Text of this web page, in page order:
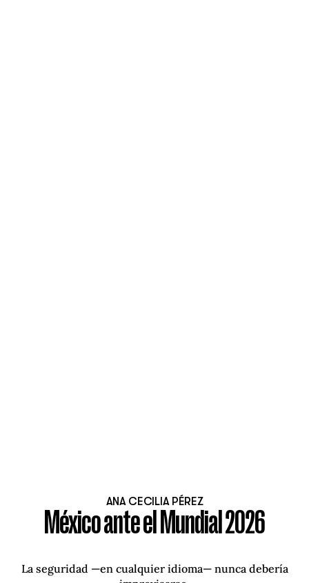
ANA CECILIA PÉREZ
México ante el Mundial 2026
La seguridad —en cualquier idioma— nunca debería